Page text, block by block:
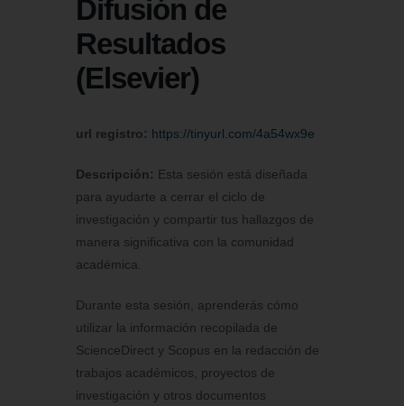
Difusión de
Resultados
(Elsevier)
url registro: https://tinyurl.com/4a54wx9e
Descripción: Esta sesión está diseñada
para ayudarte a cerrar el ciclo de
investigación y compartir tus hallazgos de
manera significativa con la comunidad
académica.
Durante esta sesión, aprenderás cómo
utilizar la información recopilada de
ScienceDirect y Scopus en la redacción de
trabajos académicos, proyectos de
investigación y otros documentos